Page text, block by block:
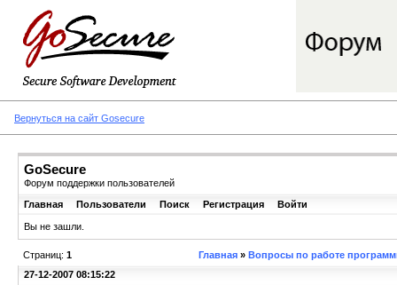
Вернуться на сайт Gosecure
GoSecure
Форум поддержки пользователей
Главная
Пользователи Поиск Регистрация Войти
Вы не зашли.
Страниц: 1 Главная » Вопросы по работе
27-12-2007 08:15:22